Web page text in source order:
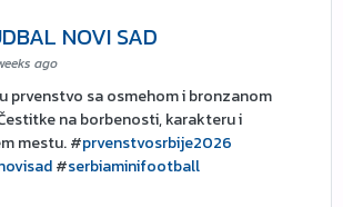
NOVI SAD
ago
prvenstvo sa osmehom i bronzanom
na borbenosti, karakteru i
mestu. #prvenstvosrbije2026
#serbiaminifootball